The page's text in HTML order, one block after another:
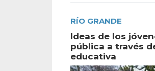
RÍO GRANDE
Ideas de los
pública a través
educativa